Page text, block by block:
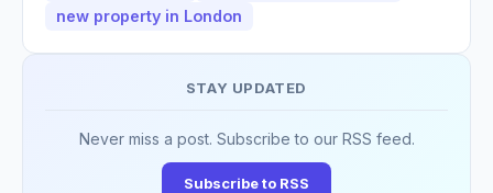
new property in London
STAY UPDATED
Never miss a post. Subscribe to our RSS feed.
Subscribe to RSS